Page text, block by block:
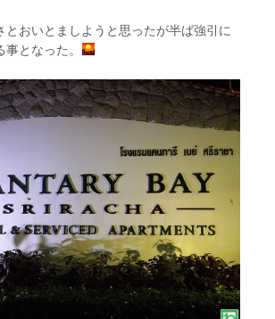
とおいとましようと思ったが半ば強引に
となった。